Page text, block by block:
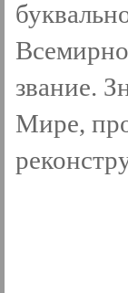
звание.
Мире,